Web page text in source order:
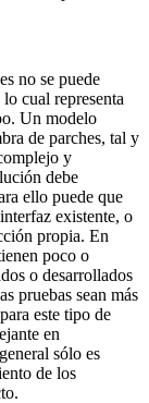
no se puede
cual representa
Un modelo
de parches, tal y
y
debe
ello puede que
existente, o
propia. En
poco o
o desarrollados
pruebas sean más
este tipo de
en
sólo es
de los